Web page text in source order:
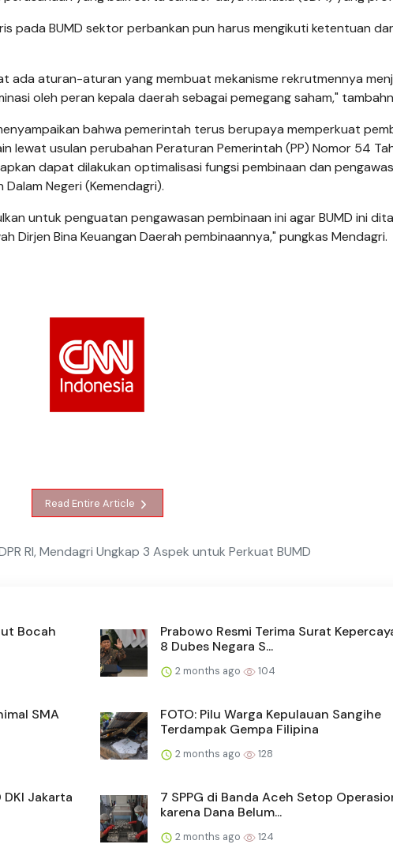
pada BUMD sektor perbankan pun harus mengikuti ketentuan
ada aturan-aturan yang membuat mekanisme rekrutmennya
oleh peran kepala daerah sebagai pemegang saham,"
bahwa pemerintah terus berupaya memperkuat
lewat usulan perubahan Peraturan Pemerintah (PP) Nomor 54
dapat dilakukan optimalisasi fungsi pembinaan dan
Negeri (Kemendagri).
untuk penguatan pengawasan pembinaan ini agar BUMD ini
Dirjen Bina Keuangan Daerah pembinaannya," pungkas Mendagri.
Read Entire Article
RI, Mendagri Ungkap 3 Aspek untuk Perkuat BUMD
Bocah
Prabowo Resmi Terima Surat
8 Dubes Negara S...
2 months ago 104
SMA
FOTO: Pilu Warga Kepulauan Sangihe
Terdampak Gempa Filipina
2 months ago 128
Jakarta
7 SPPG di Banda Aceh Setop
karena Dana Belum...
2 months ago 124